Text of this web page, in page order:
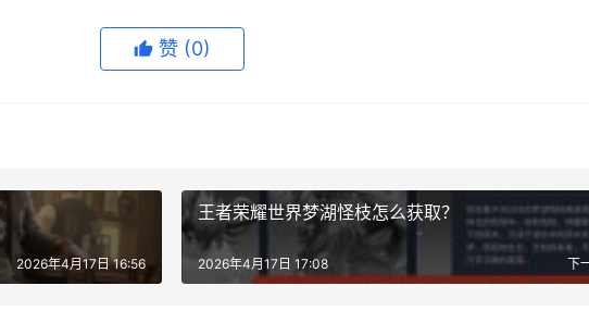
赞 (0)
2026年4月17日 16:56
王者荣耀世界梦湖怪枝怎么获取？
下
2026年4月17日 17:08